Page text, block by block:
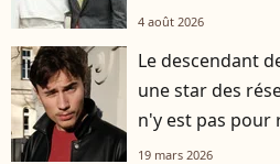
4 août 2026
Le descendant
une star des
n'y est pas pour
19 mars 2026